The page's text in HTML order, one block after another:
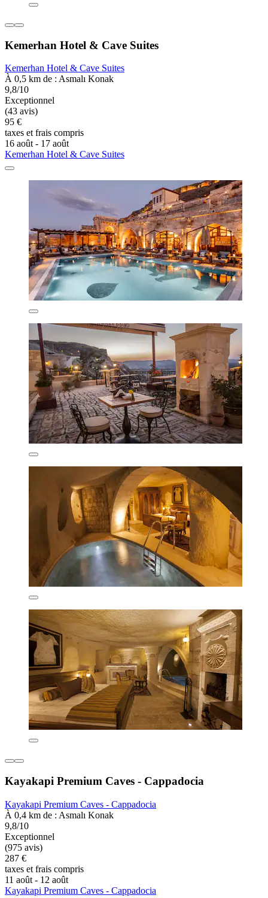
Kemerhan Hotel & Cave Suites
Kemerhan Hotel & Cave Suites
À 0,5 km de : Asmalı Konak
9,8/10
Exceptionnel
(43 avis)
95 €
taxes et frais compris
16 août - 17 août
Kemerhan Hotel & Cave Suites
Kayakapi Premium Caves - Cappadocia
Kayakapi Premium Caves - Cappadocia
À 0,4 km de : Asmalı Konak
9,8/10
Exceptionnel
(975 avis)
287 €
taxes et frais compris
11 août - 12 août
Kayakapi Premium Caves - Cappadocia